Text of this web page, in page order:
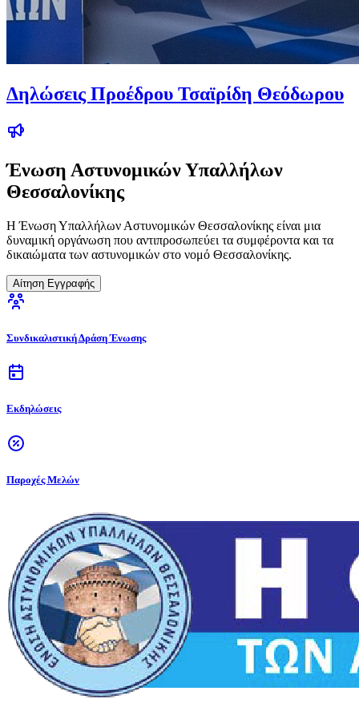
Δηλώσεις Προέδρου Τσαϊρίδη Θεόδωρου
Ένωση Αστυνομικών Υπαλλήλων
Θεσσαλονίκης
Η Ένωση Υπαλλήλων Αστυνομικών Θεσσαλονίκης είναι μια
δυναμική οργάνωση που αντιπροσωπεύει τα συμφέροντα και τα
δικαιώματα των αστυνομικών στο νομό Θεσσαλονίκης.
Αίτηση Εγγραφής
Συνδικαλιστική Δράση Ένωσης
Εκδηλώσεις
Παροχές Μελών